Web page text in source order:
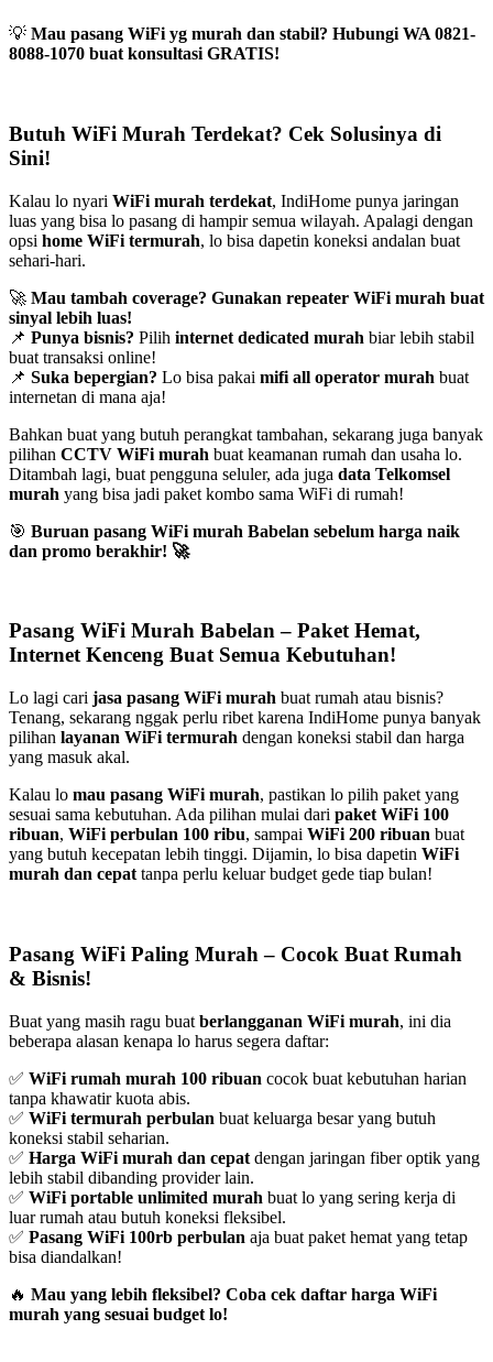
💡 Mau pasang WiFi yg murah dan stabil? Hubungi WA 0821-
8088-1070 buat konsultasi GRATIS!
Butuh WiFi Murah Terdekat? Cek Solusinya di
Sini!
Kalau lo nyari WiFi murah terdekat, IndiHome punya jaringan
luas yang bisa lo pasang di hampir semua wilayah. Apalagi dengan
opsi home WiFi termurah, lo bisa dapetin koneksi andalan buat
sehari-hari.
🚀 Mau tambah coverage? Gunakan repeater WiFi murah buat
sinyal lebih luas!
📌 Punya bisnis? Pilih internet dedicated murah biar lebih stabil
buat transaksi online!
📌 Suka bepergian? Lo bisa pakai mifi all operator murah buat
internetan di mana aja!
Bahkan buat yang butuh perangkat tambahan, sekarang juga banyak
pilihan CCTV WiFi murah buat keamanan rumah dan usaha lo.
Ditambah lagi, buat pengguna seluler, ada juga data Telkomsel
murah yang bisa jadi paket kombo sama WiFi di rumah!
🎯 Buruan pasang WiFi murah Babelan sebelum harga naik
dan promo berakhir! 🚀
Pasang WiFi Murah Babelan – Paket Hemat,
Internet Kenceng Buat Semua Kebutuhan!
Lo lagi cari jasa pasang WiFi murah buat rumah atau bisnis?
Tenang, sekarang nggak perlu ribet karena IndiHome punya banyak
pilihan layanan WiFi termurah dengan koneksi stabil dan harga
yang masuk akal.
Kalau lo mau pasang WiFi murah, pastikan lo pilih paket yang
sesuai sama kebutuhan. Ada pilihan mulai dari paket WiFi 100
ribuan, WiFi perbulan 100 ribu, sampai WiFi 200 ribuan buat
yang butuh kecepatan lebih tinggi. Dijamin, lo bisa dapetin WiFi
murah dan cepat tanpa perlu keluar budget gede tiap bulan!
Pasang WiFi Paling Murah – Cocok Buat Rumah
& Bisnis!
Buat yang masih ragu buat berlangganan WiFi murah, ini dia
beberapa alasan kenapa lo harus segera daftar:
✅ WiFi rumah murah 100 ribuan cocok buat kebutuhan harian
tanpa khawatir kuota abis.
✅ WiFi termurah perbulan buat keluarga besar yang butuh
koneksi stabil seharian.
✅ Harga WiFi murah dan cepat dengan jaringan fiber optik yang
lebih stabil dibanding provider lain.
✅ WiFi portable unlimited murah buat lo yang sering kerja di
luar rumah atau butuh koneksi fleksibel.
✅ Pasang WiFi 100rb perbulan aja buat paket hemat yang tetap
bisa diandalkan!
🔥 Mau yang lebih fleksibel? Coba cek daftar harga WiFi
murah yang sesuai budget lo!